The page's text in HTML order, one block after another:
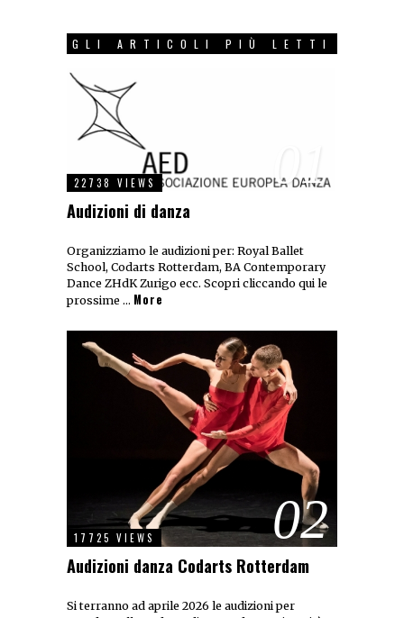
GLI ARTICOLI PIÙ LETTI
01
22738 VIEWS
Audizioni di danza
Organizziamo le audizioni per: Royal Ballet
School, Codarts Rotterdam, BA Contemporary
Dance ZHdK Zurigo ecc. Scopri cliccando qui le
prossime … More
02
17725 VIEWS
Audizioni danza Codarts Rotterdam
Si terranno ad aprile 2026 le audizioni per